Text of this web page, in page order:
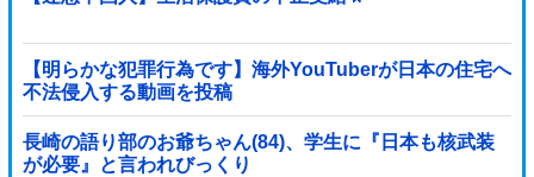
【明らかな犯罪行為です】海外YouTuberが日本の住宅へ
不法侵入する動画を投稿
長崎の語り部のお爺ちゃん(84)、学生に『日本も核武装
が必要』と言われびっくり